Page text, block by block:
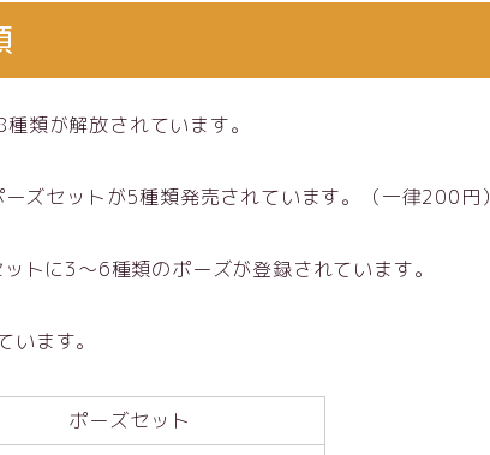
類が解放されています。
ズセットが5種類発売されています。（一律200円）
トに3～6種類のポーズが登録されています。
ます。
ポーズセット